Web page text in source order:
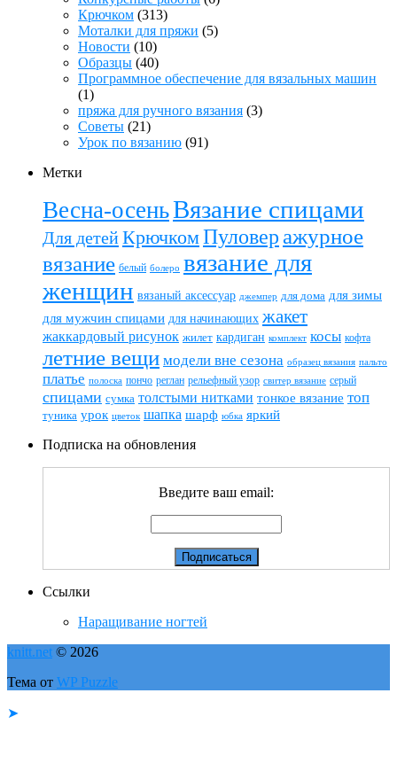
Крючком (313)
Моталки для пряжи (5)
Новости (10)
Образцы (40)
Программное обеспечение для вязальных машин
(1)
пряжа для ручного вязания (3)
Советы (21)
Урок по вязанию (91)
Метки
Весна-осеньВязание спицами
Для детейКрючкомПуловер ажурное
вязание белый болеро вязание для
женщин вязаный аксессуар джемпер для дома для зимы
для мужчин спицами для начинающих жакет
жаккардовый рисунок жилет кардиган комплект косы кофта
летние вещи модели вне сезона образец вязания пальто
платье полоска пончо реглан рельефный узор свитер вязание серый
спицами сумка толстыми нитками тонкое вязание топ
туника урок цветок шапка шарф юбка яркий
Подписка на обновления
Введите ваш email:
Ссылки
Наращивание ногтей
knitt.net © 2026
Тема от WP Puzzle
➤